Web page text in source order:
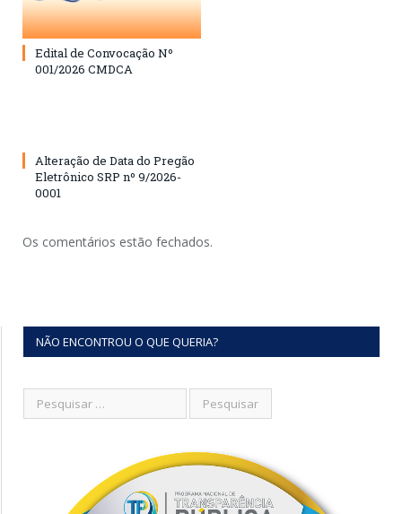
Edital de Convocação Nº
001/2026 CMDCA
Alteração de Data do Pregão
Eletrônico SRP nº 9/2026-
0001
Os comentários estão fechados.
NÃO ENCONTROU O QUE QUERIA?